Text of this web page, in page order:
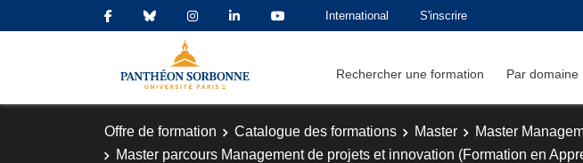
International S'inscrire
Rechercher une formation Par domaine
Offre de formation Catalogue des formations Master
Master
Master parcours Management de projets et innovation (Formation en